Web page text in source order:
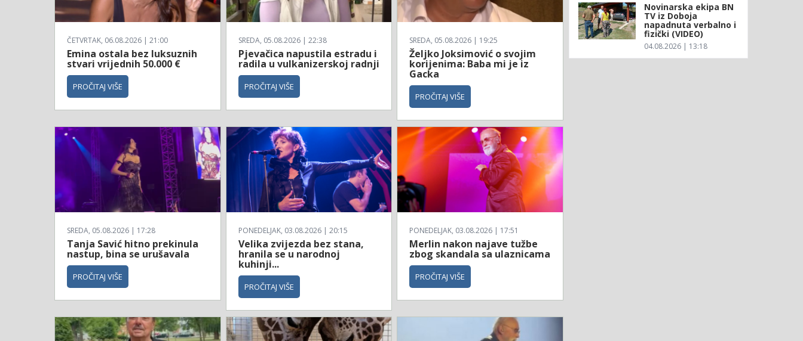
ČETVRTAK, 06.08.2026 | 21:00
Emina ostala bez luksuznih
stvari vrijednih 50.000 €
PROČITAJ VIŠE
SREDA, 05.08.2026 | 22:38
Pjevačica napustila estradu i
radila u vulkanizerskoj radnji
PROČITAJ VIŠE
SREDA, 05.08.2026 | 19:25
Željko Joksimović o svojim
korijenima: Baba mi je iz
Gacka
PROČITAJ VIŠE
SREDA, 05.08.2026 | 17:28
Tanja Savić hitno prekinula
nastup, bina se urušavala
PROČITAJ VIŠE
PONEDELJAK, 03.08.2026 | 20:15
Velika zvijezda bez stana,
hranila se u narodnoj
kuhinji...
PROČITAJ VIŠE
PONEDELJAK, 03.08.2026 | 17:51
Merlin nakon najave tužbe
zbog skandala sa ulaznicama
PROČITAJ VIŠE
Novinarska ekipa BN
TV iz Doboja
napadnuta verbalno i
fizički (VIDEO)
04.08.2026 | 13:18